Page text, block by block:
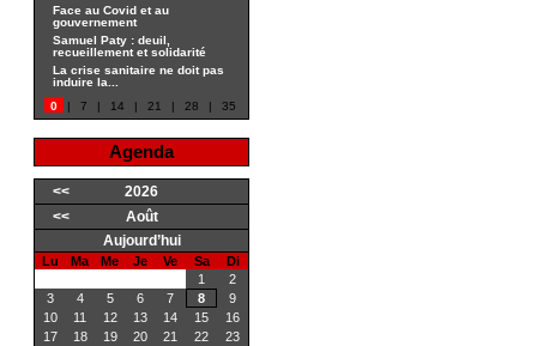
Face au Covid et au
gouvernement
Samuel Paty : deuil,
recueillement et solidarité
La crise sanitaire ne doit pas
induire la...
0
| 7 | 14 | 21 | 28 | 35
Agenda
<<
2026
<<
Août
Aujourd’hui
Lu Ma Me Je Ve Sa
Di
1
2
3
4 5 6 7 8
9
10
11 12 13 14 15
16
17
18 19 20 21 22
23